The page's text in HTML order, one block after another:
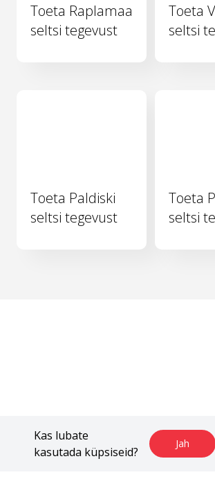
Kas lubate
kasutada küpsiseid?
Jah
Toeta Raplamaa
seltsi tegevust
Toeta
seltsi
Toeta Paldiski
seltsi tegevust
Toeta
seltsi